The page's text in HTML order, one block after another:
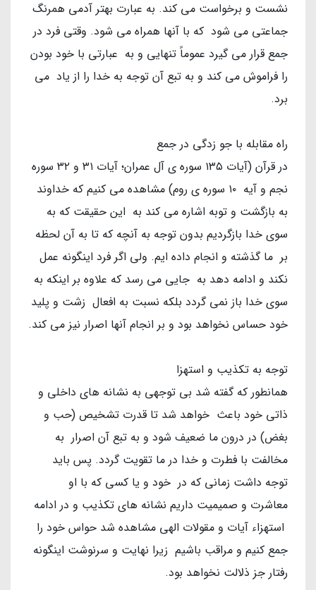
نشست و برخواست می کند. به عبارت بهتر آدمی همرنگ
جماعتی می شود که با آنها همراه می شود. وقتی فرد در
جمع قرار می گیرد عموماً تنهایی و به عبارتی با خود بودن
را فراموش می کند و به تبع آن توجه به خدا را از یاد می
برد.
راه مقابله با جو زدگی در جمع
در قرآن (آیات ۱۳۵ سوره ی آل عمران؛ آیات ۳۱ و ۳۲ سوره
نجم و آیه ۱۰ سوره ی روم) مشاهده می کنیم که خداوند
به بازگشت و توبه اشاره می کند به این حقیقت که به
سوی خدا بازگردیم بدون توجه به آنچه که تا به آن لحظه
بر ما گذشته و انجام داده ایم. ولی اگر فرد اینگونه عمل
نکند و ادامه دهد به جایی می رسد که علاوه بر اینکه به
سوی خدا باز نمی گردد بلکه نسبت به افعال زشت و پلید
خود حساس نخواهد بود و بر انجام آنها اصرار نیز می کند.
توجه به تکذیب و استهزا
همانطور که گفته شد بی توجهی به نشانه های داخلی و
ذاتی خود باعث خواهد شد تا قدرت تشخیص (حب و
بغض) در درون ما ضعیف شود و به تبع آن اصرار به
مخالفت با فطرت و خدا در ما تقویت گردد. پس باید
توجه داشت زمانی که در خود و یا کسی که با او
معاشرت و صمیمیت داریم نشانه های تکذیب و در ادامه
استهزاء آیات و مقولات الهی مشاهده شد حواس خود را
جمع کنیم و مراقب باشیم زیرا نهایت و سرنوشت اینگونه
رفتار جز ذلالت نخواهد بود.